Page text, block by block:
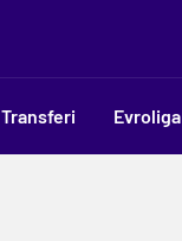
Transferi Evroliga